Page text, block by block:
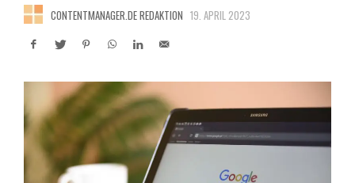
CONTENTMANAGER.DE REDAKTION 19. APRIL 2023